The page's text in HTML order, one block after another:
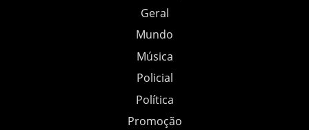
Geral
Mundo
Música
Policial
Política
Promoção